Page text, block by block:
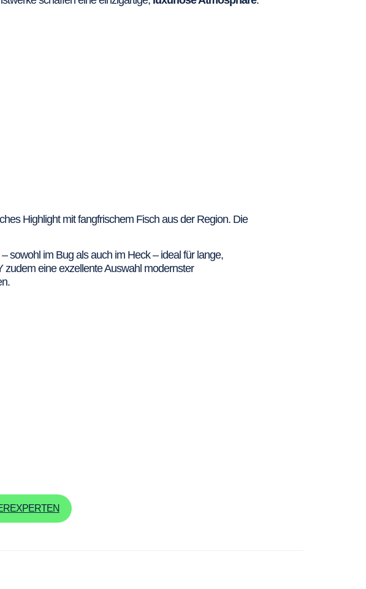
Highlight mit fangfrischem Fisch aus der Region. Die
sowohl im Bug als auch im Heck – ideal für lange,
zudem eine exzellente Auswahl modernster